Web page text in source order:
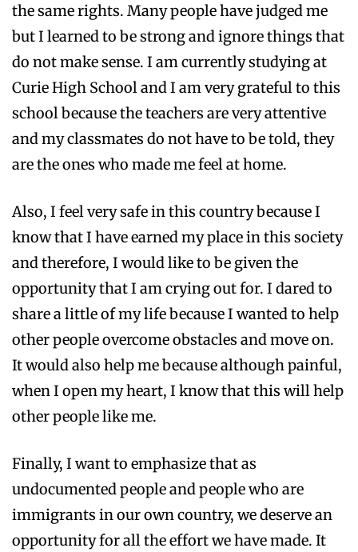
the same rights. Many people have judged me
but I learned to be strong and ignore things that
do not make sense. I am currently studying at
Curie High School and I am very grateful to this
school because the teachers are very attentive
and my classmates do not have to be told, they
are the ones who made me feel at home.
Also, I feel very safe in this country because I
know that I have earned my place in this society
and therefore, I would like to be given the
opportunity that I am crying out for. I dared to
share a little of my life because I wanted to help
other people overcome obstacles and move on.
It would also help me because although painful,
when I open my heart, I know that this will help
other people like me.
Finally, I want to emphasize that as
undocumented people and people who are
immigrants in our own country, we deserve an
opportunity for all the effort we have made. It